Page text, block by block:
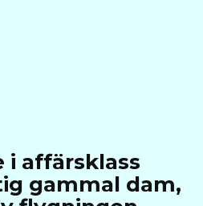
i affärsklass
gammal dam,